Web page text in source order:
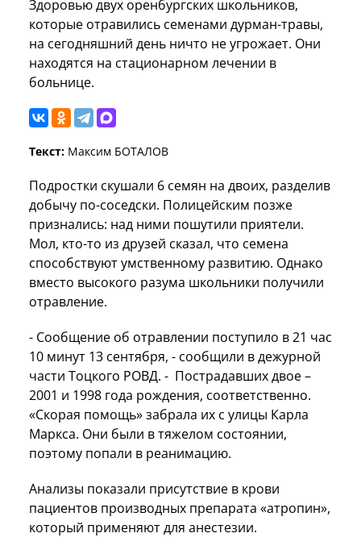
Здоровью двух оренбургских школьников,
которые отравились семенами дурман-травы,
на сегодняшний день ничто не угрожает. Они
находятся на стационарном лечении в
больнице.
Текст: Максим БОТАЛОВ
Подростки скушали 6 семян на двоих, разделив
добычу по-соседски. Полицейским позже
признались: над ними пошутили приятели.
Мол, кто-то из друзей сказал, что семена
способствуют умственному развитию. Однако
вместо высокого разума школьники получили
отравление.
- Сообщение об отравлении поступило в 21 час
10 минут 13 сентября, - сообщили в дежурной
части Тоцкого РОВД. - Пострадавших двое –
2001 и 1998 года рождения, соответственно.
«Скорая помощь» забрала их с улицы Карла
Маркса. Они были в тяжелом состоянии,
поэтому попали в реанимацию.
Анализы показали присутствие в крови
пациентов производных препарата «атропин»,
который применяют для анестезии.